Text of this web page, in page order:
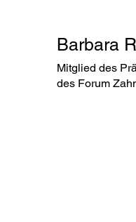
Barbara
Mitglied des
des Forum